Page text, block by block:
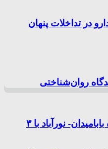
در تداخلات پنهان
روان‌شناختی
واژگونی پژو۲۰۶ در جاده بابامیدان- نورآباد با ۳